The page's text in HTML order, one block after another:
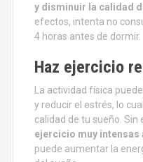
y disminuir la calidad
efectos, intenta no
4 horas antes de dormir.
Haz ejercicio
La actividad física
y reducir el estrés, lo
calidad de tu sueño. Sin
ejercicio muy intensas
puede aumentar la